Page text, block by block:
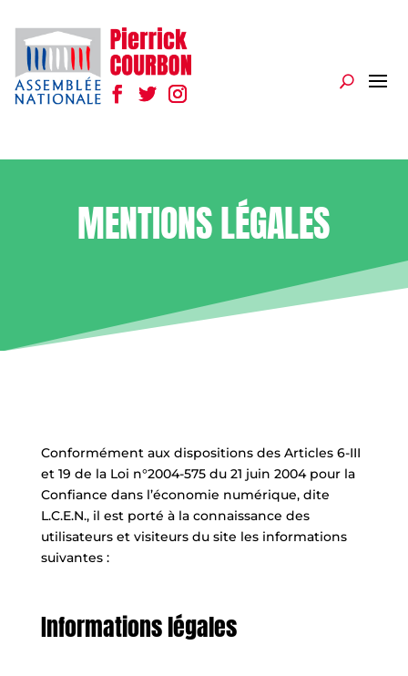
MENTIONS LÉGALES
Conformément aux dispositions des Articles 6-III
et 19 de la Loi n°2004-575 du 21 juin 2004 pour la
Confiance dans l’économie numérique, dite
L.C.E.N., il est porté à la connaissance des
utilisateurs et visiteurs du site les informations
suivantes :
Informations légales